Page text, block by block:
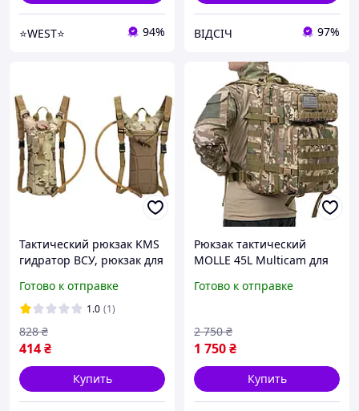
⭐️WEST⭐️ 94% ВІДСІЧ 97%
Тактический рюкзак KMS
гидратор ВСУ, рюкзак для
мультикам, питьевая
система 2.5л.
Готово к отправке
1.0 (1)
414₴
828 ₴
Купить
Рюкзак тактический
MOLLE 45L Multicam для
покрытием Мультикам
Готово к отправке
1 750₴
2 750 ₴
Купить